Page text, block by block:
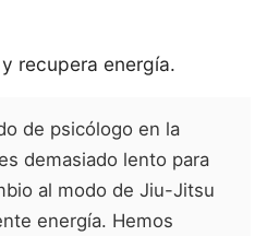
recupera energía.
de psicólogo en la
demasiado lento para
al modo de Jiu-Jitsu
energía. Hemos